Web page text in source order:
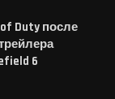
Duty после
6